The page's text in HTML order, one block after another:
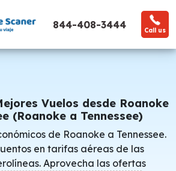
844-408-3444 Call us
Vuelos desde Roanoke
(Roanoke a Tennessee)
de Roanoke a Tennessee.
en tarifas aéreas de las
Aprovecha las ofertas